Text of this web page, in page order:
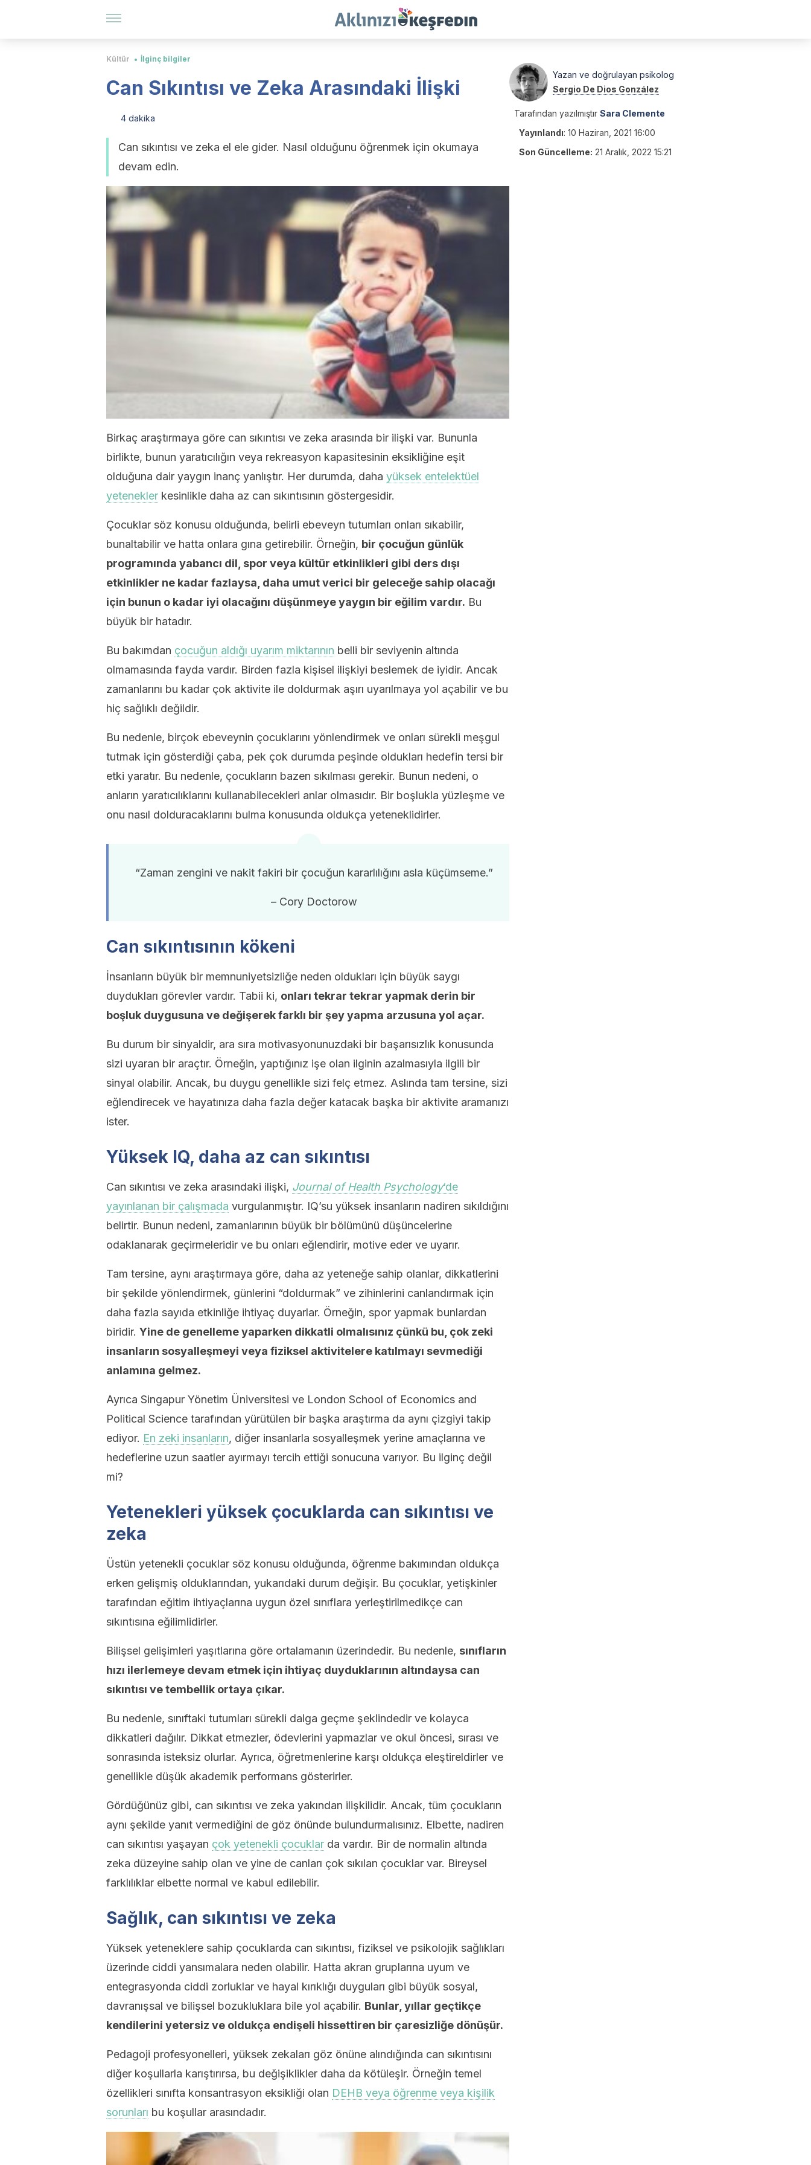
Kültür İlginç bilgiler
Can Sıkıntısı ve Zeka Arasındaki İlişki
4 dakika
Can sıkıntısı ve zeka el ele gider. Nasıl olduğunu öğrenmek için okumaya
devam edin.
Birkaç araştırmaya göre can sıkıntısı ve zeka arasında bir ilişki var. Bununla
birlikte, bunun yaratıcılığın veya rekreasyon kapasitesinin eksikliğine eşit
olduğuna dair yaygın inanç yanlıştır. Her durumda, daha yüksek entelektüel
yetenekler kesinlikle daha az can sıkıntısının göstergesidir.
Çocuklar söz konusu olduğunda, belirli ebeveyn tutumları onları sıkabilir,
bunaltabilir ve hatta onlara gına getirebilir. Örneğin, bir çocuğun günlük
programında yabancı dil, spor veya kültür etkinlikleri gibi ders dışı
etkinlikler ne kadar fazlaysa, daha umut verici bir geleceğe sahip olacağı
için bunun o kadar iyi olacağını düşünmeye yaygın bir eğilim vardır. Bu
büyük bir hatadır.
Bu bakımdan çocuğun aldığı uyarım miktarının belli bir seviyenin altında
olmamasında fayda vardır. Birden fazla kişisel ilişkiyi beslemek de iyidir. Ancak
zamanlarını bu kadar çok aktivite ile doldurmak aşırı uyarılmaya yol açabilir ve bu
hiç sağlıklı değildir.
Bu nedenle, birçok ebeveynin çocuklarını yönlendirmek ve onları sürekli meşgul
tutmak için gösterdiği çaba, pek çok durumda peşinde oldukları hedefin tersi bir
etki yaratır. Bu nedenle, çocukların bazen sıkılması gerekir. Bunun nedeni, o
anların yaratıcılıklarını kullanabilecekleri anlar olmasıdır. Bir boşlukla yüzleşme ve
onu nasıl dolduracaklarını bulma konusunda oldukça yeteneklidirler.
“Zaman zengini ve nakit fakiri bir çocuğun kararlılığını asla küçümseme.”
– Cory Doctorow
Can sıkıntısının kökeni
İnsanların büyük bir memnuniyetsizliğe neden oldukları için büyük saygı
duydukları görevler vardır. Tabii ki, onları tekrar tekrar yapmak derin bir
boşluk duygusuna ve değişerek farklı bir şey yapma arzusuna yol açar.
Bu durum bir sinyaldir, ara sıra motivasyonunuzdaki bir başarısızlık konusunda
sizi uyaran bir araçtır. Örneğin, yaptığınız işe olan ilginin azalmasıyla ilgili bir
sinyal olabilir. Ancak, bu duygu genellikle sizi felç etmez. Aslında tam tersine, sizi
eğlendirecek ve hayatınıza daha fazla değer katacak başka bir aktivite aramanızı
ister.
Yüksek IQ, daha az can sıkıntısı
Can sıkıntısı ve zeka arasındaki ilişki, Journal of Health Psychology‘de
yayınlanan bir çalışmada vurgulanmıştır. IQ’su yüksek insanların nadiren sıkıldığını
belirtir. Bunun nedeni, zamanlarının büyük bir bölümünü düşüncelerine
odaklanarak geçirmeleridir ve bu onları eğlendirir, motive eder ve uyarır.
Tam tersine, aynı araştırmaya göre, daha az yeteneğe sahip olanlar, dikkatlerini
bir şekilde yönlendirmek, günlerini “doldurmak” ve zihinlerini canlandırmak için
daha fazla sayıda etkinliğe ihtiyaç duyarlar. Örneğin, spor yapmak bunlardan
biridir. Yine de genelleme yaparken dikkatli olmalısınız çünkü bu, çok zeki
insanların sosyalleşmeyi veya fiziksel aktivitelere katılmayı sevmediği
anlamına gelmez.
Ayrıca Singapur Yönetim Üniversitesi ve London School of Economics and
Political Science tarafından yürütülen bir başka araştırma da aynı çizgiyi takip
ediyor. En zeki insanların, diğer insanlarla sosyalleşmek yerine amaçlarına ve
hedeflerine uzun saatler ayırmayı tercih ettiği sonucuna varıyor. Bu ilginç değil
mi?
Yetenekleri yüksek çocuklarda can sıkıntısı ve
zeka
Üstün yetenekli çocuklar söz konusu olduğunda, öğrenme bakımından oldukça
erken gelişmiş olduklarından, yukarıdaki durum değişir. Bu çocuklar, yetişkinler
tarafından eğitim ihtiyaçlarına uygun özel sınıflara yerleştirilmedikçe can
sıkıntısına eğilimlidirler.
Bilişsel gelişimleri yaşıtlarına göre ortalamanın üzerindedir. Bu nedenle, sınıfların
hızı ilerlemeye devam etmek için ihtiyaç duyduklarının altındaysa can
sıkıntısı ve tembellik ortaya çıkar.
Bu nedenle, sınıftaki tutumları sürekli dalga geçme şeklindedir ve kolayca
dikkatleri dağılır. Dikkat etmezler, ödevlerini yapmazlar ve okul öncesi, sırası ve
sonrasında isteksiz olurlar. Ayrıca, öğretmenlerine karşı oldukça eleştireldirler ve
genellikle düşük akademik performans gösterirler.
Gördüğünüz gibi, can sıkıntısı ve zeka yakından ilişkilidir. Ancak, tüm çocukların
aynı şekilde yanıt vermediğini de göz önünde bulundurmalısınız. Elbette, nadiren
can sıkıntısı yaşayan çok yetenekli çocuklar da vardır. Bir de normalin altında
zeka düzeyine sahip olan ve yine de canları çok sıkılan çocuklar var. Bireysel
farklılıklar elbette normal ve kabul edilebilir.
Sağlık, can sıkıntısı ve zeka
Yüksek yeteneklere sahip çocuklarda can sıkıntısı, fiziksel ve psikolojik sağlıkları
üzerinde ciddi yansımalara neden olabilir. Hatta akran gruplarına uyum ve
entegrasyonda ciddi zorluklar ve hayal kırıklığı duyguları gibi büyük sosyal,
davranışsal ve bilişsel bozukluklara bile yol açabilir. Bunlar, yıllar geçtikçe
kendilerini yetersiz ve oldukça endişeli hissettiren bir çaresizliğe dönüşür.
Pedagoji profesyonelleri, yüksek zekaları göz önüne alındığında can sıkıntısını
diğer koşullarla karıştırırsa, bu değişiklikler daha da kötüleşir. Örneğin temel
özellikleri sınıfta konsantrasyon eksikliği olan DEHB veya öğrenme veya kişilik
sorunları bu koşullar arasındadır.
Yazan ve doğrulayan psikolog
Sergio De Dios González
Tarafından yazılmıştır Sara Clemente
Yayınlandı: 10 Haziran, 2021 16:00
Son Güncelleme: 21 Aralık, 2022 15:21